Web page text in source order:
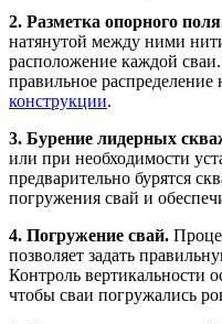
2. Разметка опорного
натянутой между ними
расположение каждой
правильное распределение
конструкции.
3. Бурение лидерных
или при необходимости
предварительно бурятся
погружения свай и
4. Погружение свай.
позволяет задать
Контроль вертикальности
чтобы сваи погружались